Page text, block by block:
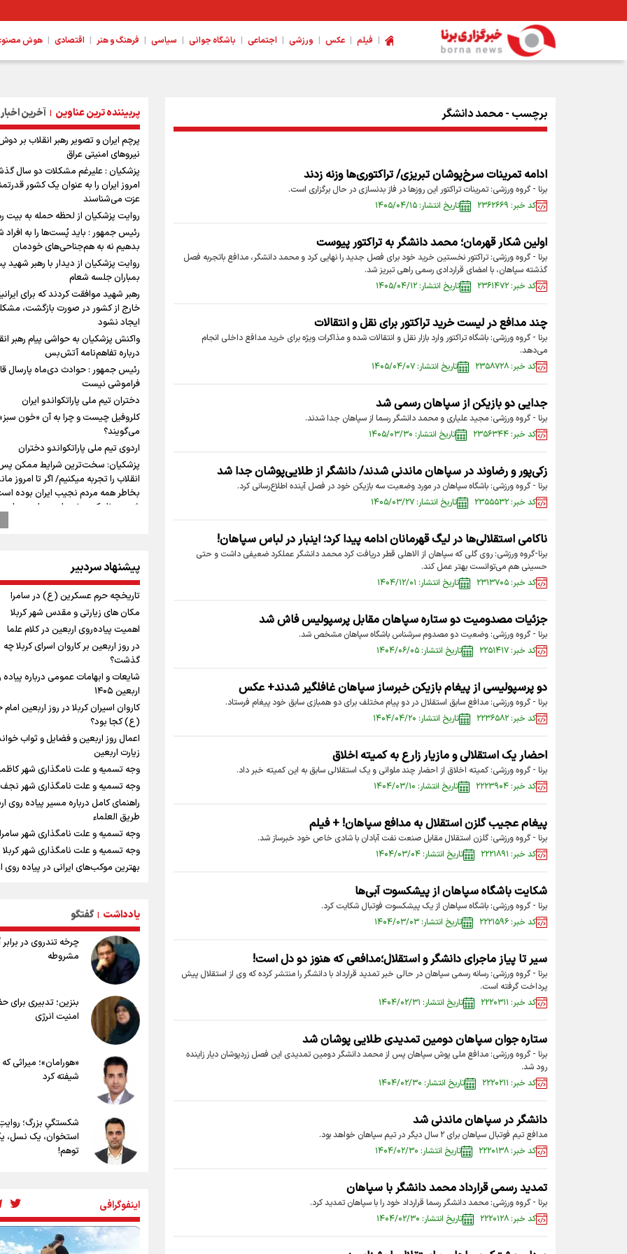
| فیلم | عکس | ورزشی | اجتماعی | باشگاه جوانی | سیاسی | فرهنگ و هنر | اقتصادی | هوش
برچسب - محمد دانشگر
ادامه تمرینات سرخ‌پوشان تبریزی/ تراکتوری‌ها وزنه زدند
برنا - گروه ورزشی: تمرینات تراکتور این روزها در فاز بدنسازی در حال برگزاری است.
کد خبر: ۲۳۶۲۶۶۹
تاریخ انتشار: ۱۴۰۵/۰۴/۱۵
اولین شکار قهرمان؛ محمد دانشگر به تراکتور پیوست
برنا - گروه ورزشی: تراکتور نخستین خرید خود برای فصل جدید را نهایی کرد و محمد دانشگر، مدافع باتجربه فصل
گذشته سپاهان، با امضای قراردادی رسمی راهی تبریز شد.
کد خبر: ۲۳۶۱۴۷۲
تاریخ انتشار: ۱۴۰۵/۰۴/۱۲
چند مدافع در لیست خرید تراکتور برای نقل و انتقالات
برنا - گروه ورزشی: باشگاه تراکتور وارد بازار نقل و انتقالات شده و مذاکرات ویژه برای خرید مدافع داخلی انجام
می‌دهد.
کد خبر: ۲۳۵۸۷۲۸
تاریخ انتشار: ۱۴۰۵/۰۴/۰۷
جدایی دو بازیکن از سپاهان رسمی شد
برنا - گروه ورزشی: مجید علیاری و محمد دانشگر رسما از سپاهان جدا شدند.
کد خبر: ۲۳۵۶۳۴۴
تاریخ انتشار: ۱۴۰۵/۰۳/۳۰
زکی‌پور و رضاوند در سپاهان ماندنی شدند/ دانشگر از طلایی‌پوشان جدا شد
برنا - گروه ورزشی: باشگاه سپاهان در مورد وضعیت سه بازیکن خود در فصل آینده اطلاع‌رسانی کرد.
کد خبر: ۲۳۵۵۵۳۲
تاریخ انتشار: ۱۴۰۵/۰۳/۲۷
ناکامی استقلالی‌ها در لیگ قهرمانان ادامه پیدا کرد؛ اینبار در لباس سپاهان!
برنا-گروه ورزشی: روی گلی که سپاهان از الاهلی قطر دریافت کرد محمد دانشگر عملکرد ضعیفی داشت و حتی
حسینی هم می‌توانست بهتر عمل کند.
کد خبر: ۲۳۱۳۷۰۵
تاریخ انتشار: ۱۴۰۴/۱۲/۰۱
جزئیات مصدومیت دو ستاره سپاهان مقابل پرسپولیس فاش شد
برنا - گروه ورزشی: وضعیت دو مصدوم سرشناس باشگاه سپاهان مشخص شد.
کد خبر: ۲۲۵۱۴۱۷
تاریخ انتشار: ۱۴۰۴/۰۶/۰۵
دو پرسپولیسی از پیغام بازیکن خبرساز سپاهان غافلگیر شدند+ عکس
برنا - گروه ورزشی: مدافع سابق استقلال در دو پیام مختلف برای دو همبازی سابق خود پیغام فرستاد.
کد خبر: ۲۲۳۶۵۸۲
تاریخ انتشار: ۱۴۰۴/۰۴/۲۰
احضار یک استقلالی و مازیار زارع به کمیته اخلاق
برنا - گروه ورزشی: کمیته اخلاق از احضار چند ملوانی و یک استقلالی سابق به این کمیته خبر داد.
کد خبر: ۲۲۲۳۹۰۴
تاریخ انتشار: ۱۴۰۴/۰۳/۱۰
پیغام عجیب گلزن استقلال به مدافع سپاهان! + فیلم
برنا - گروه ورزشی: گلزن استقلال مقابل صنعت نفت آبادان با شادی خاص خود خبرساز شد.
کد خبر: ۲۲۲۱۸۹۱
تاریخ انتشار: ۱۴۰۴/۰۳/۰۴
شکایت باشگاه سپاهان از پیشکسوت آبی‌ها
برنا - گروه ورزشی: باشگاه سپاهان از یک پیشکسوت فوتبال شکایت کرد.
کد خبر: ۲۲۲۱۵۹۶
تاریخ انتشار: ۱۴۰۴/۰۳/۰۳
سیر تا پیاز ماجرای دانشگر و استقلال؛مدافعی که هنوز دو دل است!
برنا - گروه ورزشی: رسانه رسمی سپاهان در حالی خبر تمدید قرارداد با دانشگر را منتشر کرده که وی از استقلال پیش
پرداخت گرفته است.
کد خبر: ۲۲۲۰۳۱۱
تاریخ انتشار: ۱۴۰۴/۰۲/۳۱
ستاره جوان سپاهان دومین تمدیدی طلایی پوشان شد
برنا - گروه ورزشی: مدافع ملی پوش سپاهان پس از محمد دانشگر دومین تمدیدی این فصل زردپوشان دیار زاینده
رود شد.
کد خبر: ۲۲۲۰۲۱۱
تاریخ انتشار: ۱۴۰۴/۰۲/۳۰
دانشگر در سپاهان ماندنی شد
مدافع تیم فوتبال سپاهان برای ۲ سال دیگر در تیم سپاهان خواهد بود.
کد خبر: ۲۲۲۰۱۳۸
تاریخ انتشار: ۱۴۰۴/۰۲/۳۰
تمدید رسمی قرارداد محمد دانشگر با سپاهان
برنا - گروه ورزشی: محمد دانشگر رسما قرارداد خود را با سپاهان تمدید کرد.
کد خبر: ۲۲۲۰۱۲۸
تاریخ انتشار: ۱۴۰۴/۰۲/۳۰
پربیننده ترین عناوین | آخرین اخبار
پرچم ایران و تصویر رهبر انقلاب بر
نیروهای امنیتی عراق
پزشکیان : علیرغم مشکلات دو سال
امروز ایران را به عنوان یک کشور
عزت می‌شناسند
روایت پزشکیان از لحظه حمله به بیت
رئیس جمهور : باید پُست‌ها را به افراد
بدهیم نه به هم‌جناحی‌های خودمان
روایت پزشکیان از دیدار با رهبر شهید
بمباران جلسه شعام
رهبر شهید موافقت کردند که برای
خارج از کشور در صورت بازگشت،
ایجاد نشود
واکنش پزشکیان به حواشی پیام رهبر
درباره تفاهم‌نامه آتش‌بس
رئیس جمهور : حوادث دی‌ماه پارسال
فراموشی نیست
دختران تیم ملی پاراتکواندو ایران
کلروفیل چیست و چرا به آن «خون
می‌گویند؟
اردوی تیم ملی پاراتکواندو دختران
پزشکیان: سخت‌ترین شرایط ممکن
انقلاب را تجربه میکنیم/ اگر تا امروز
بخاطر همه‌ مردم نجیب ایران بوده
شهید مثل کوه پشتیبان و حامی دولت
پزشکیان: فلسطین هرگز از اولویت
می‌کنیم
عملیات تجهیز کتابخانه روستای هدف
گردشگری ریاب به پایان رسید
راویان عشق در مرز مهران؛ روایت حماسه‌
رسانه‌ای اربعین از قاب دوربین خبرنگاران
ایلامی
ترس نتانیاهو از ترور
فرود یک بالگرد در بیمارستان رمبام در
زخمی شدن ۷ نظامی دیگر
ارتش صهیونیستی زمین‌های کشاورزی در
جنوب لبنان را به آتش کشید
چه کسی باید قیمت‌ها را تعیین کند؟
بازگشت روان دو میلیون و هشتصد هزار
اربعین از مرزهای شش‌گانه
زائران اربعین حسینی در مرز تمرچین
ایران آقای بلامنازع تنگه هرمز
وزیر خارجه مصر: رژیم اسراییل بدون
حقوق مشروع مردم فلسطین امنیت
داشت
توسعه انرژی خورشیدی؛ نیازمند
فلسطینیان به دست صهیونیستها
پیشنهاد سردبیر
تاریخچه حرم عسکرین (ع) در سامرا
مکان های زیارتی و مقدس شهر کربلا
اهمیت پیاده‌روی اربعین در کلام علما
در روز اربعین بر کاروان اسرای کربلا چه
گذشت؟
شایعات و ابهامات عمومی درباره
اربعین ۱۴۰۵
کاروان اسیران کربلا در روز اربعین
(ع) کجا بود؟
اعمال روز اربعین و فضایل و ثواب
زیارت اربعین
وجه تسمیه و علت نامگذاری شهر
وجه تسمیه و علت نامگذاری شهر نجف
راهنمای کامل درباره مسیر پیاده روی
طریق العلماء
وجه تسمیه و علت نامگذاری شهر سامرا
وجه تسمیه و علت نامگذاری شهر کربلا
بهترین موکب‌های ایرانی در پیاده روی
روی اربعین
خطرات پیاده روی اربعین/ ۷
سفری ایمن و معنوی
۲۰ نکته دوستانه درباره پیاده روی
عراقی ها
۸۰ توصیه کاربردی برای ۸۰
اربعین
توصیه های کاربردی برای زائران در
اربعین
نکاتی مهم برای حفظ سلامت در پیاده
اربعین
یادداشت | گفتگو
چرخه تندروی در برابر
مشروطه
بنزین؛ تدبیری برای
امنیت انرژی
«هورامان»؛ میراثی
شیفته کرد
شکستگیِ بزرگ؛
استخوان، یک نسل،
توهم!
شنیدن صدای
روایت ایران از کنار
اینفوگرافی